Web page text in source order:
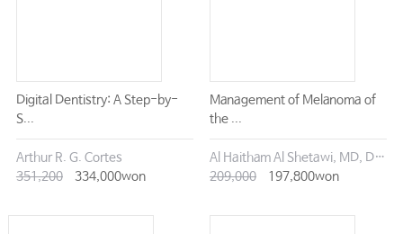
Digital Dentistry: A Step-by-
S...
Arthur R. G. Cortes
351,200
334,000won
Management of Melanoma of
the ...
Al Haitham Al Shetawi, MD, DMD
209,000
197,800won